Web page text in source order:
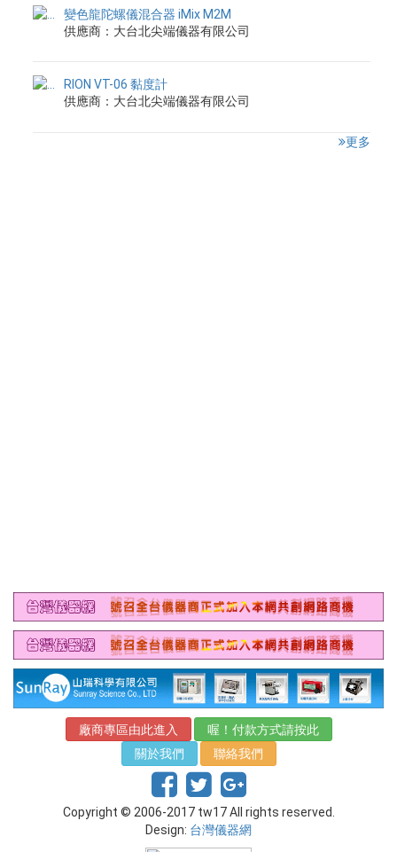
變色龍陀螺儀混合器 iMix M2M
供應商：大台北尖端儀器有限公司
RION VT-06 黏度計
供應商：大台北尖端儀器有限公司
更多
廠商專區由此進入
喔！付款方式請按此
關於我們
聯絡我們
Copyright © 2006-2017 tw17 All rights reserved.
Design: 台灣儀器網